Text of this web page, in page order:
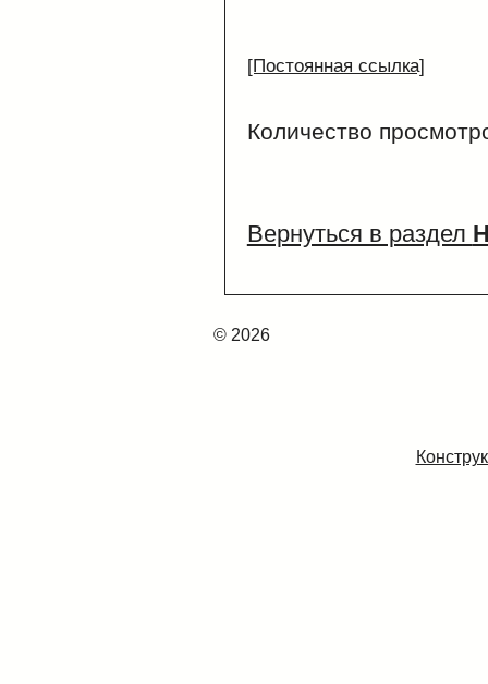
[Постоянная ссылка]
Количество
Вернуться в раздел
© 2026